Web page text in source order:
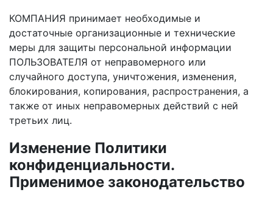
КОМПАНИЯ принимает необходимые и
достаточные организационные и технические
меры для защиты персональной информации
ПОЛЬЗОВАТЕЛЯ от неправомерного или
случайного доступа, уничтожения, изменения,
блокирования, копирования, распространения, а
также от иных неправомерных действий с ней
третьих лиц.
Изменение Политики
конфиденциальности.
Применимое законодательство